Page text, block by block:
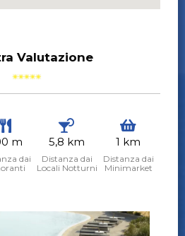
Valutazione
m
dai
5,8 km
Distanza dai
Locali Notturni
1 km
Distanza dai
Minimarket